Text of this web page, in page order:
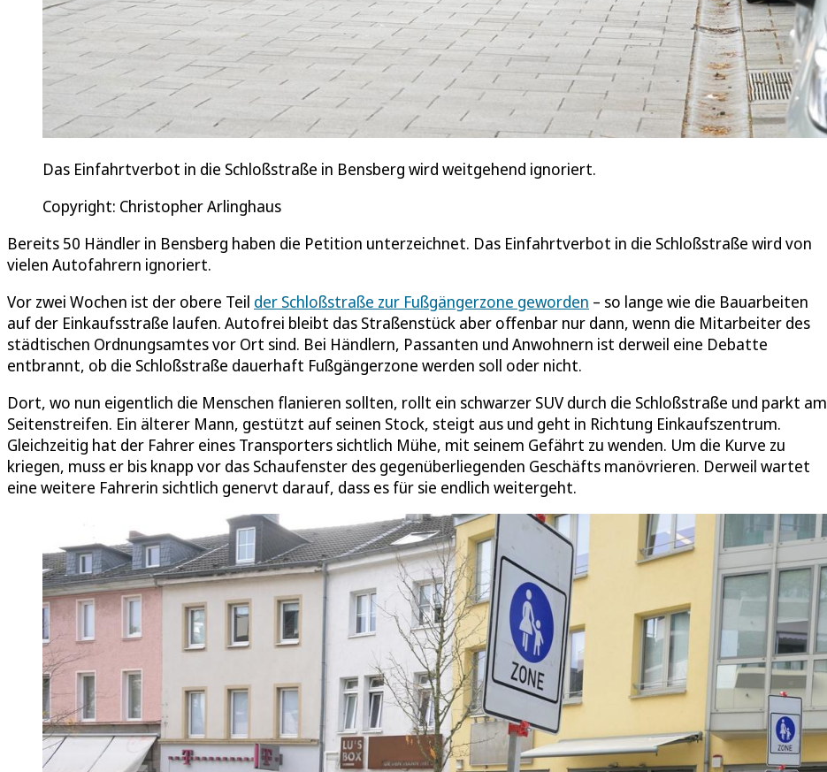
Das Einfahrtverbot in die Schloßstraße in Bensberg wird weitgehend ignoriert.
Copyright: Christopher Arlinghaus
Bereits 50 Händler in Bensberg haben die Petition unterzeichnet. Das Einfahrtverbot in die Schloßstraße wird von
vielen Autofahrern ignoriert.
Vor zwei Wochen ist der obere Teil der Schloßstraße zur Fußgängerzone geworden – so lange wie die Bauarbeiten
auf der Einkaufsstraße laufen. Autofrei bleibt das Straßenstück aber offenbar nur dann, wenn die Mitarbeiter des
städtischen Ordnungsamtes vor Ort sind. Bei Händlern, Passanten und Anwohnern ist derweil eine Debatte
entbrannt, ob die Schloßstraße dauerhaft Fußgängerzone werden soll oder nicht.
Dort, wo nun eigentlich die Menschen flanieren sollten, rollt ein schwarzer SUV durch die Schloßstraße und parkt am
Seitenstreifen. Ein älterer Mann, gestützt auf seinen Stock, steigt aus und geht in Richtung Einkaufszentrum.
Gleichzeitig hat der Fahrer eines Transporters sichtlich Mühe, mit seinem Gefährt zu wenden. Um die Kurve zu
kriegen, muss er bis knapp vor das Schaufenster des gegenüberliegenden Geschäfts manövrieren. Derweil wartet
eine weitere Fahrerin sichtlich genervt darauf, dass es für sie endlich weitergeht.